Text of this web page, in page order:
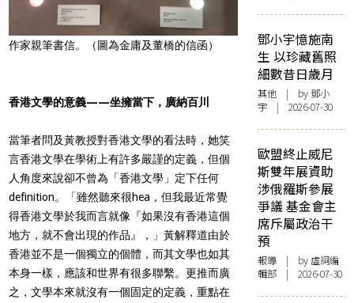
作家親筆書信。（圖為金庸及董橋的信函）
香港文學的意義——坐擁當下，廣納百川
當筆者問及黃教授對香港文學的看法時，她笑
言香港文學在學術上有許多嚴謹的定義，但個
人角度來說卻不曾為「香港文學」定下任何
definition。「雖然聽來很hea，但我最近常覺
得香港文學於我而言就像『如果沒有香港這個
地方，就不會出現的作品』，」黃解釋道由於
香港並不是一個獨立的個體，而其文學也如其
本身一樣，應該和世界有很多聯繫。更推而廣
之，文學本來就沒有一個固定的定義，重點在
鄧小宇憶施南
生 以珍藏舊照
細數昔日歲月
其他 | by 鄧小
宇 | 2026-07-30
歐盟終止威尼
斯雙年展資助
涉俄羅斯參展
爭議 基金會主
席斥屬政治干
預
報導 | by 虛詞編
輯部 | 2026-07-30